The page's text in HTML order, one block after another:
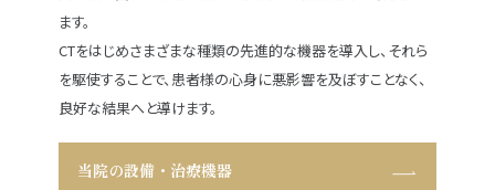
ます。
CTをはじめさまざまな種類の先進的な機器を導入し、それら
を駆使することで、患者様の心身に悪影響を及ぼすことなく、
良好な結果へと導けます。
当院の設備・治療機器